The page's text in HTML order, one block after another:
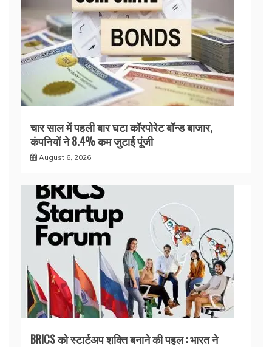
चार साल में पहली बार घटा कॉरपोरेट बॉन्ड बाजार,
कंपनियों ने 8.4% कम जुटाई पूंजी
August 6, 2026
BRICS को स्टार्टअप शक्ति बनाने की पहल : भारत ने